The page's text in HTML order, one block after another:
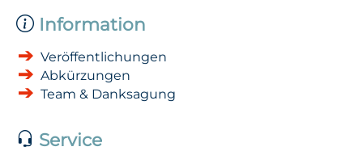
Information
Veröffentlichungen
Abkürzungen
Team & Danksagung
Service